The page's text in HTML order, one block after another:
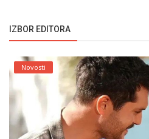
IZBOR EDITORA
Novosti